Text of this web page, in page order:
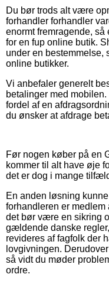
Du bør trods alt være
forhandler forhandler
enormt fremragende,
for en fup online butik.
under en bestemmelse,
online butikker.
Vi anbefaler generelt
betalinger med
fordel af en
du ønsker at afdrage
Før nogen køber på en
kommer til alt have øje
det er dog i mange
En anden løsning
forhandleren er
det bør være en sikring
gældende danske
revideres af fagfolk der
lovgivningen.
så vidt du møder
ordre.